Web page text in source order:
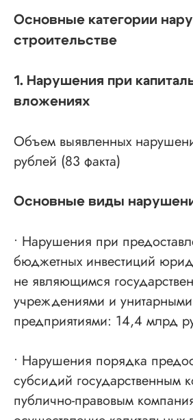
Основные категории
строительстве
1. Нарушения при
вложениях
Объем выявленных
рублей (83 факта)
Основные виды
• Нарушения при
бюджетных инвестиций
не являющимся
учреждениями и унитарными
предприятиями: 14,4 млрд
• Нарушения порядка
субсидий государственным
публично-правовым